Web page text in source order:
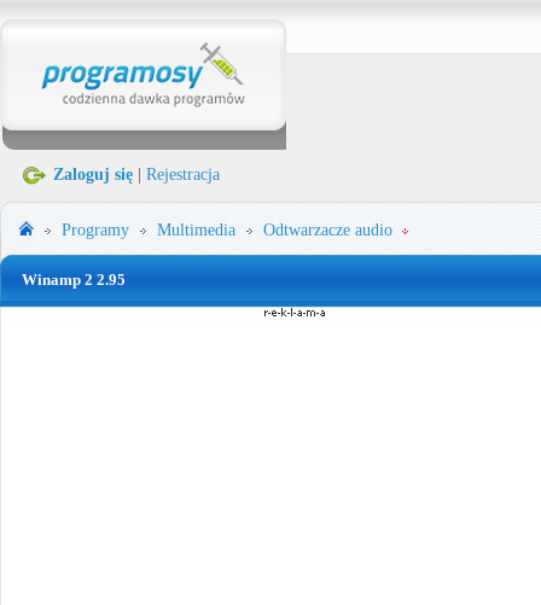
Zaloguj się Rejestracja
Programy Multimedia Odtwarzacze audio
Winamp 2 2.95